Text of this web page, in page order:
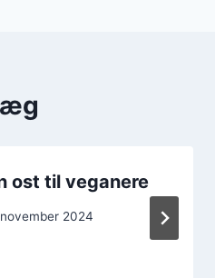
ost til veganere
2024